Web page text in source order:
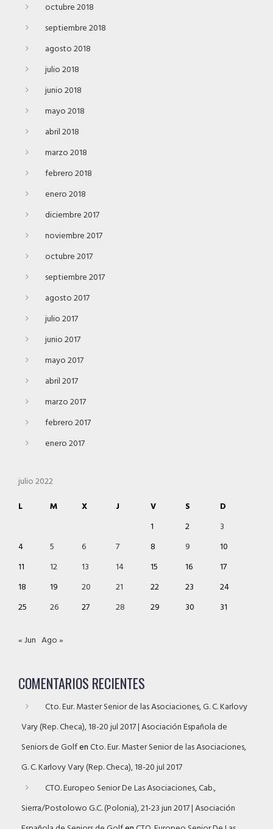
octubre 2018
septiembre 2018
agosto 2018
julio 2018
junio 2018
mayo 2018
abril 2018
marzo 2018
febrero 2018
enero 2018
diciembre 2017
noviembre 2017
octubre 2017
septiembre 2017
agosto 2017
julio 2017
junio 2017
mayo 2017
abril 2017
marzo 2017
febrero 2017
enero 2017
julio 2022
L
M X J V S
D
1
2
3
4
5 6 7 8 9
10
11
12 13 14 15 16
17
18
19 20 21 22 23
24
25
26 27 28 29 30 31
« Jun Ago »
COMENTARIOS RECIENTES
Cto. Eur. Master Senior de las Asociaciones, G. C. Karlovy
Vary (Rep. Checa), 18-20 jul 2017 | Asociación Española de
Seniors de GolfenCto. Eur. Master Senior de las Asociaciones,
G. C. Karlovy Vary (Rep. Checa), 18-20 jul 2017
CTO. Europeo Senior De Las Asociaciones, Cab.,
Sierra/Postolowo G.C. (Polonia), 21-23 jun 2017 | Asociación